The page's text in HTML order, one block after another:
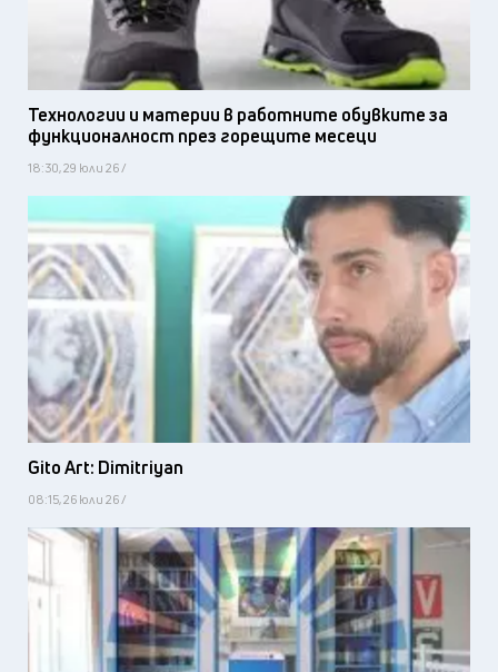
Технологии и материи в работните обувките за
функционалност през горещите месеци
18:30, 29 юли 26 /
Gito Art: Dimitriyan
08:15, 26 юли 26 /